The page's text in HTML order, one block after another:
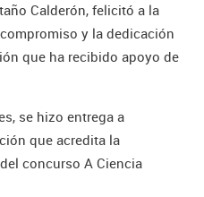
Calderón, felicitó a la
y la dedicación
que ha recibido apoyo de
se hizo entrega a
que acredita la
concurso A Ciencia